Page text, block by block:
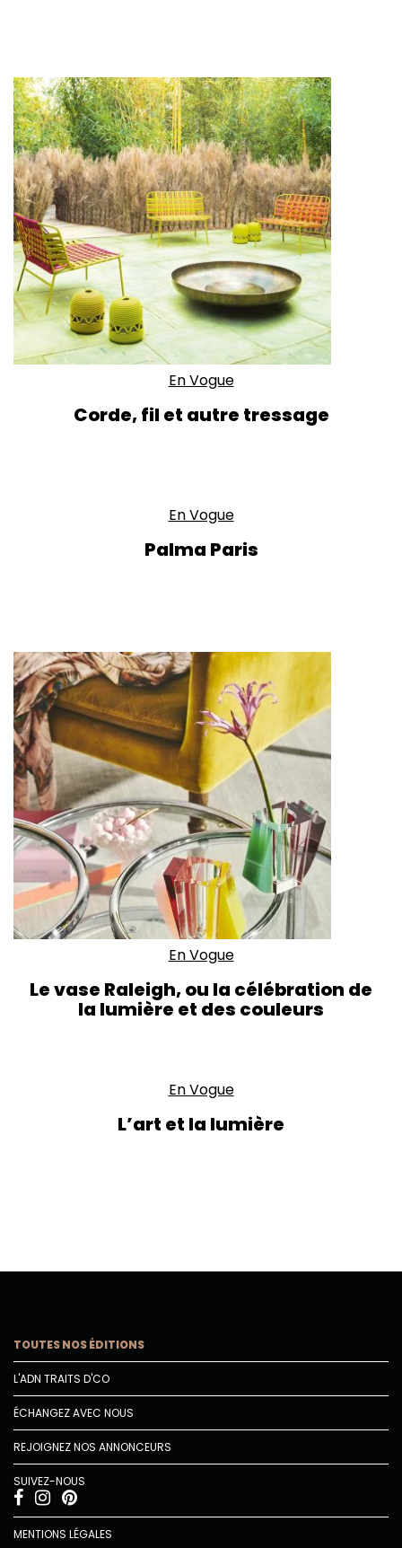
En Vogue
Corde, fil et autre tressage
En Vogue
Palma Paris
En Vogue
Le vase Raleigh, ou la célébration de
la lumière et des couleurs
En Vogue
L’art et la lumière
TOUTES NOS ÉDITIONS
L'ADN TRAITS D'CO
ÉCHANGEZ AVEC NOUS
REJOIGNEZ NOS ANNONCEURS
SUIVEZ-NOUS
MENTIONS LÉGALES